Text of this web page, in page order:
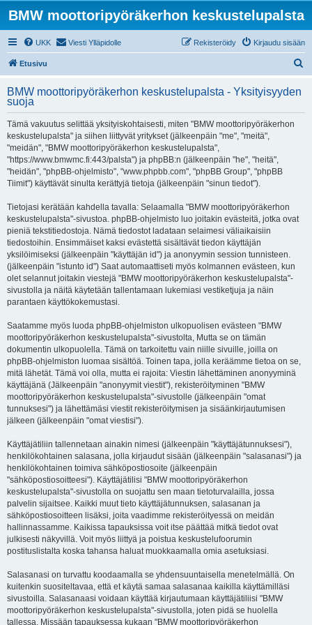
BMW moottoripyöräkerhon keskustelupalsta
UKK Viesti Ylläpidolle Kirjaudu sisään
Rekisteröidy
Etusivu
i
BMW moottoripyöräkerhon keskustelupalsta - Yksityisyyden
suoja
Tämä vakuutus selittää yksityiskohtaisesti, miten "BMW moottoripyöräkerhon
keskustelupalsta" ja siihen liittyvät yritykset (jälkeenpäin "me", "meitä",
"meidän", "BMW moottoripyöräkerhon keskustelupalsta",
"https://www.bmwmc.fi:443/palsta") ja phpBB:n (jälkeenpäin "he", "heitä",
"heidän", "phpBB-ohjelmisto", "www.phpbb.com", "phpBB Group", "phpBB
Tiimit") käyttävät sinulta kerättyjä tietoja (jälkeenpäin "sinun tiedot").
Tietojasi kerätään kahdella tavalla: Selaamalla "BMW moottoripyöräkerhon
keskustelupalsta"-sivustoa. phpBB-ohjelmisto luo joitakin evästeitä, jotka ovat
pieniä tekstitiedostoja. Nämä tiedostot ladataan selaimesi väliaikaisiin
tiedostoihin. Ensimmäiset kaksi evästettä sisältävät tiedon käyttäjän
yksilöimiseksi (jälkeenpäin "käyttäjän id") ja anonyymin session tunnisteen.
(jälkeenpäin "istunto id") Saat automaattiseti myös kolmannen evästeen, kun
olet selannut joitakin viestejä "BMW moottoripyöräkerhon keskustelupalsta"-
sivustolla ja näitä käytetään tallentamaan lukemiasi vestiketjuja ja näin
parantaen käyttökokemustasi.
Saatamme myös luoda phpBB-ohjelmiston ulkopuolisen evästeen "BMW
moottoripyöräkerhon keskustelupalsta"-sivustolta, Mutta se on tämän
dokumentin ulkopuolella. Tämä on tarkoitettu vain niille sivuille, joilla on
phpBB-ohjelmiston luomaa sisältöä. Toinen tapa, jolla keräämme tietoa on se,
mitä lähetät. Tämä voi olla, mutta ei rajoita: Viestin lähettäminen anonyyminä
käyttäjänä (Jälkeenpäin "anonyymit viestit"), rekisteröityminen "BMW
moottoripyöräkerhon keskustelupalsta"-sivustolle (jälkeenpäin "omat
tunnuksesi") ja lähettämäsi viestit rekisteröitymisen ja sisäänkirjautumisen
jälkeen (jälkeenpäin "omat viestisi").
Käyttäjätiliin tallennetaan ainakin nimesi (jälkeenpäin "käyttäjätunnuksesi"),
henkilökohtainen salasana, jolla kirjaudut sisään (jälkeenpäin "salasanasi") ja
henkilökohtainen toimiva sähköpostiosoite (jälkeenpäin
"sähköpostiosoitteesi"). Käyttäjätilisi "BMW moottoripyöräkerhon
keskustelupalsta"-sivustolla on suojattu sen maan tietoturvalailla, jossa
palvelin sijaitsee. Kaikki muut tieto käyttäjätunnuksen, salasanan ja
sähköpostiosoitteen lisäksi, joita vaadimme rekisteröityessä on meidän
hallinnassamme. Kaikissa tapauksissa voit itse päättää mitkä tiedot ovat
julkisesti näkyvillä. Voit myös liittyä ja poistua keskustelufoorumin
postituslistalta koska tahansa haluat muokkaamalla omia asetuksiasi.
Salasanasi on turvattu koodaamalla se yhdensuuntaisella menetelmällä. On
kuitenkin suositeltavaa, että et käytä samaa salasanaa kaikilla käyttämilläsi
sivustoilla. Salasanaasi voidaan käyttää kirjautumaan käyttäjätiliisi "BMW
moottoripyöräkerhon keskustelupalsta"-sivustolla, joten pidä se huolella
tallessa. Missään tapauksessa kukaan "BMW moottoripyöräkerhon